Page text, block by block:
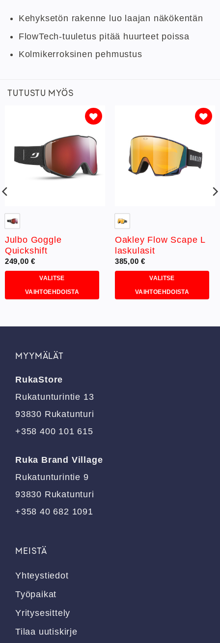
Kehyksetön rakenne luo laajan näkökentän
FlowTech-tuuletus pitää huurteet poissa
Kolmikerroksinen pehmustus
TUTUSTU MYÖS
toivelistaan
Julbo Goggle
Quickshift
249,00€
VALITSE
VAIHTOEHDOISTA
on
Voit
valinnat
sivulla.
toivelistaan
Oakley Flow Scape L
laskulasit
385,00€
VALITSE
VAIHTOEHDOISTA
on
MYYMÄLÄT
RukaStore
Rukatunturintie 13
93830 Rukatunturi
+358 400 101 615
Ruka Brand Village
Rukatunturintie 9
93830 Rukatunturi
+358 40 682 1091
MEISTÄ
Yhteystiedot
Työpaikat
Yritysesittely
Tilaa uutiskirje